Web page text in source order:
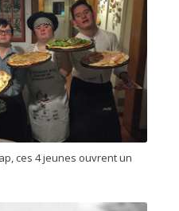
ces 4 jeunes ouvrent un